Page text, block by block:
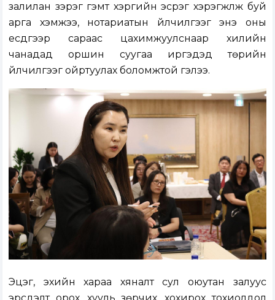
залилан зэрэг гэмт хэргийн эсрэг хэрэгжүүлж буй
арга хэмжээ, нотариатын үйлчилгээг энэ оны
есдүгээр сараас цахимжуулснаар хилийн
чанадад оршин суугаа иргэдэд төрийн
үйлчилгээг ойртуулах боломжтой гэлээ.
Эцэг, эхийн хараа хяналт сул оюутан залуус